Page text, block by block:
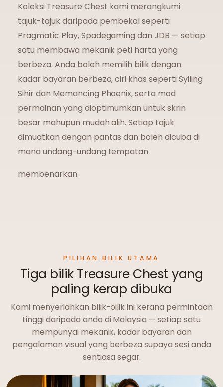
Koleksi Treasure Chest kami merangkumi
tajuk-tajuk daripada pembekal seperti
Pragmatic Play, Spadegaming dan JDB — setiap
satu membawa mekanik peti harta yang
berbeza. Anda boleh memilih bilik dengan
kadar bayaran berbeza, ciri khas seperti Syiling
Sihir dan Memancing Phoenix, serta mod
permainan yang dioptimumkan untuk skrin
besar mahupun mudah alih. Setiap tajuk
dimuatkan dengan pantas dan boleh dicuba di
mana undang-undang tempatan
membenarkan.
PILIHAN BILIK UTAMA
Tiga bilik Treasure Chest yang
paling kerap dibuka
Kami menyerlahkan bilik-bilik ini kerana permintaan
tinggi daripada anda di Malaysia — setiap satu
mempunyai mekanik, kadar bayaran dan
pengalaman visual yang berbeza supaya sesi anda
sentiasa segar.